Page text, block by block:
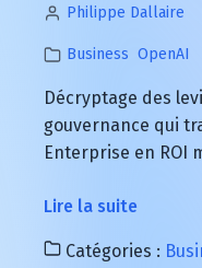
Philippe Dallaire
Business OpenAI
Décryptage des
gouvernance qui
Enterprise en ROI
Lire la suite
de
Catégories :